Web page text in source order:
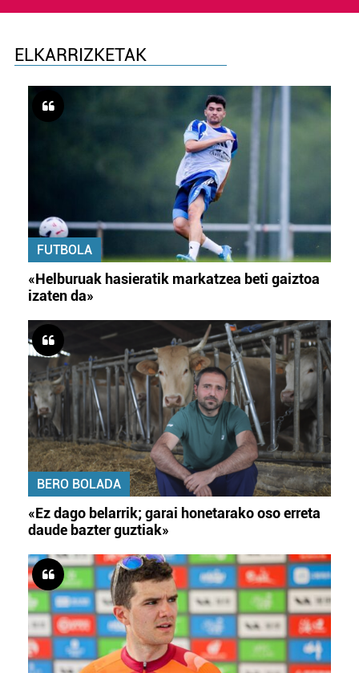
ELKARRIZKETAK
FUTBOLA
«Helburuak hasieratik markatzea beti gaiztoa
izaten da»
BERO BOLADA
«Ez dago belarrik; garai honetarako oso erreta
daude bazter guztiak»